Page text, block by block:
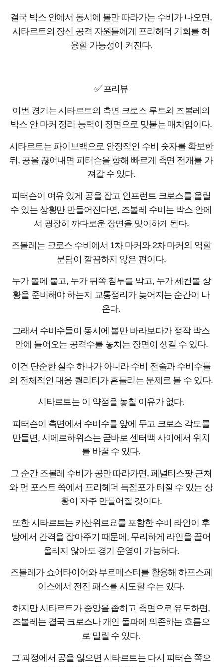
결국 박스 안에서 동시에 볼만 따라가는 수비가 나오면,
시타르트의 장신 공격 자원들에게 프리헤더 기회를 허
용할 가능성이 커진다.
✅ 프리뷰
이번 경기는 시타르트의 측면 크로스 루트와 즈볼레의
박스 안 마커 정리 능력이 정면으로 맞붙는 매치업이다.
시타르트는 파이브백으로 안정적인 수비 숫자를 확보한
뒤, 공을 끊어내면 피터슨을 향해 빠르게 측면 전개를 가
져갈 수 있다.
피터슨이 여유 있게 공을 잡고 인프런트 크로스를 올릴
수 있는 상황만 만들어진다면, 즈볼레 수비는 박스 안에
서 굉장히 까다로운 장면을 맞이하게 된다.
즈볼레는 크로스 수비에서 1차 마커와 2차 마커의 역할
분담이 깔끔하지 않은 편이다.
누가 볼에 붙고, 누가 뒤쪽 침투를 막고, 누가 세컨볼 상
황을 준비해야 하는지 교통정리가 늦어지는 순간이 나
온다.
그래서 수비수들이 동시에 볼만 바라보다가 정작 박스
안에 들어오는 공격수를 놓치는 장면이 생길 수 있다.
이건 단순한 실수 하나가 아니라 수비 전술과 수비수들
의 전체적인 대응 퀄리티가 흔들리는 문제로 볼 수 있다.
시타르트는 이 약점을 놓칠 이유가 없다.
피터슨이 측면에서 수비수를 앞에 두고 크로스 각도를
만들면, 시에르하위스는 곧바로 센터백 사이에서 위치
를 바꿀 수 있다.
그 순간 즈볼레 수비가 공만 따라가면, 페널티스팟 근처
와 먼 포스트 쪽에서 프리헤더 득점포가 터질 수 있는 상
황이 자주 만들어질 것이다.
또한 시타르트는 카산위르요를 포함한 수비 라인이 후
방에서 간격을 잡아주기 때문에, 무리하게 라인을 끌어
올리지 않아도 경기 운영이 가능하다.
즈볼레가 쇼어타이어와 부르메스터를 활용해 하프스페
이스에서 전진 패스를 시도할 수는 있다.
하지만 시타르트가 중앙을 좁히고 측면으로 유도하면,
즈볼레는 결국 크로스나 개인 돌파에 의존하는 흐름으
로 밀릴 수 있다.
그 과정에서 공을 잃으면 시타르트는 다시 피터슨 쪽으